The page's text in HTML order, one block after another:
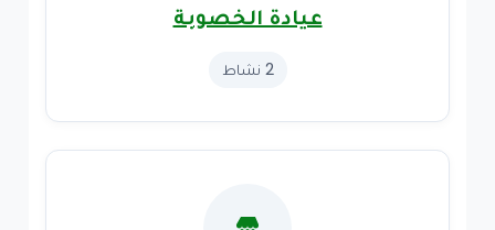
عيادة الخصوبة
2 نشاط